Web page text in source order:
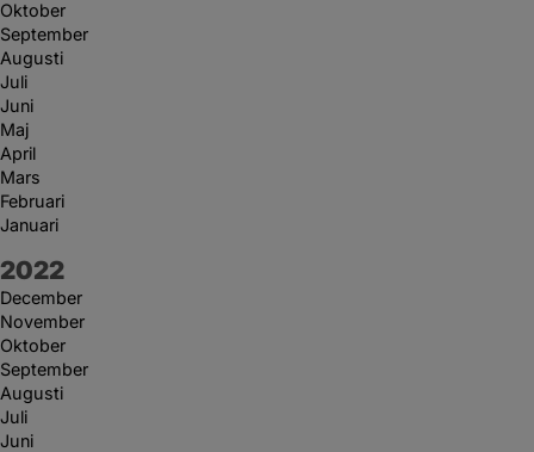
Oktober
September
Augusti
Juli
Juni
Maj
April
Mars
Februari
Januari
År:
2022
December
November
Oktober
September
Augusti
Juli
Juni